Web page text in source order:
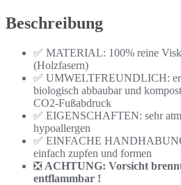
Beschreibung
✅ MATERIAL: 100% reine
(Holzfasern)
✅ UMWELTFREUNDLICH:
biologisch abbaubar und
CO2-Fußabdruck
✅ EIGENSCHAFTEN: sehr
hypoallergen
✅ EINFACHE
einfach zupfen und formen
❎ ACHTUNG: Vorsicht
entflammbar !